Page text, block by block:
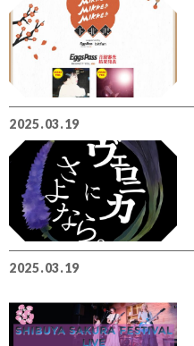
2025.03.19
2025.03.19